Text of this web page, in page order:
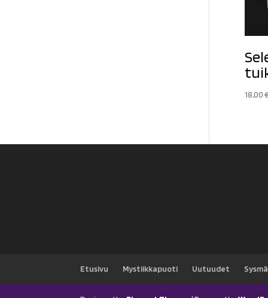
18,00€
Etusivu Mystiikkapuoti Uutuudet